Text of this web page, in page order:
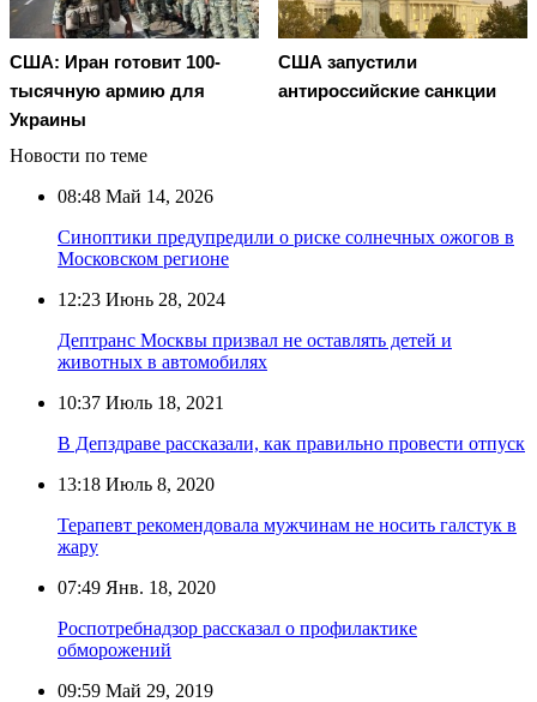
США: Иран готовит 100-
тысячную армию для
Украины
США запустили
антироссийские санкции
Новости по теме
08:48 Май 14, 2026
Синоптики предупредили о риске солнечных ожогов в
Московском регионе
12:23 Июнь 28, 2024
Дептранс Москвы призвал не оставлять детей и
животных в автомобилях
10:37 Июль 18, 2021
В Депздраве рассказали, как правильно провести отпуск
13:18 Июль 8, 2020
Терапевт рекомендовала мужчинам не носить галстук в
жару
07:49 Янв. 18, 2020
Роспотребнадзор рассказал о профилактике
обморожений
09:59 Май 29, 2019